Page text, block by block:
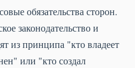
обязательства сторон.
законодательство и
из принципа "кто владеет
или "кто создал